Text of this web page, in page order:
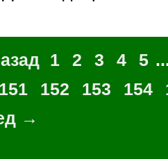
1 2 3 4 5
151 152 153 154
→